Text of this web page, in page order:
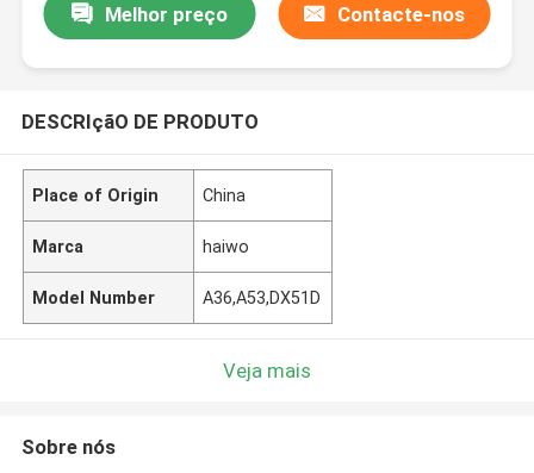
Melhor preço Contacte-nos
DESCRIçãO DE PRODUTO
Place of Origin China
Marca haiwo
Model Number A36,A53,DX51D
Veja mais
Sobre nós